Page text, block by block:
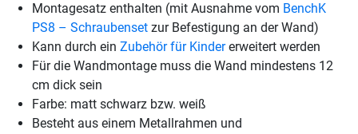
Montagesatz enthalten (mit Ausnahme vom BenchK
PS8 – Schraubenset zur Befestigung an der Wand)
Kann durch ein Zubehör für Kindererweitert werden
Für die Wandmontage muss die Wand mindestens 12
cm dick sein
Farbe: matt schwarz bzw. weiß
Besteht aus einem Metallrahmen und